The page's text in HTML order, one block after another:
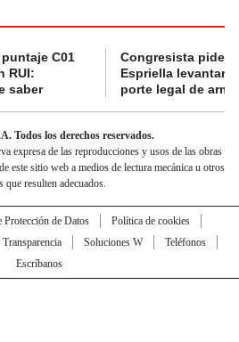
C01
RUI:
saber
Congresista pide a
Espriella levantar
porte legal de
Todos los derechos reservados.
expresa de las reproducciones y usos de las obras
este sitio web a medios de lectura mecánica u otros
que resulten adecuados.
Protección de Datos
Política de cookies
Transparencia Soluciones W
Teléfonos
Escríbanos